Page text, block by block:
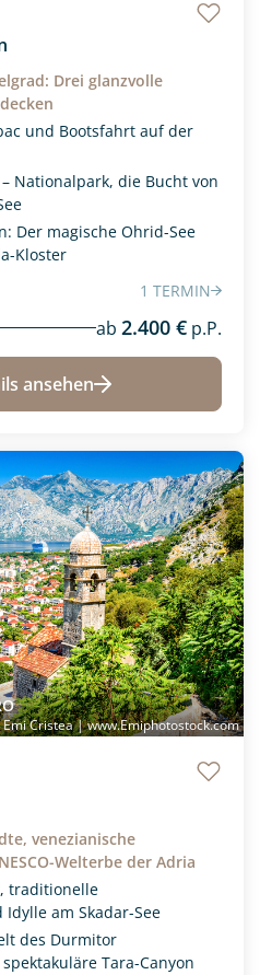
Drei glanzvolle
und Bootsfahrt auf der
Nationalpark, die Bucht von
Der magische Ohrid-See
Kloster
1 TERMIN
ab 2.400 € p.P.
ansehen
Cristea | www.Emiphotostock.com
venezianische
Welterbe der Adria
traditionelle
am Skadar-See
des Durmitor
Tara-Canyon